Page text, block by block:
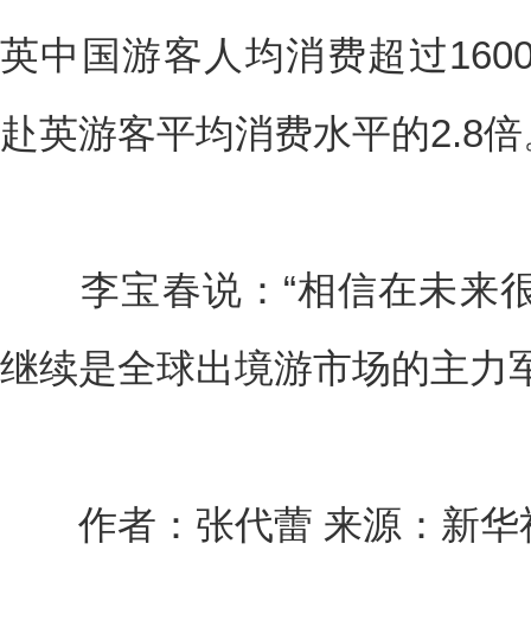
英中国游客人均消费超过
赴英游客平均消费水平的2.8
李宝春说：“相信在未来
继续是全球出境游市场的主力
作者：张代蕾 来源：新华